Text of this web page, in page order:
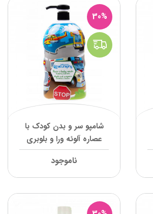
30%
شامپو سر و بدن کودک با
عصاره آلوئه ورا و بلوبری
ناتروفی
ناموجود